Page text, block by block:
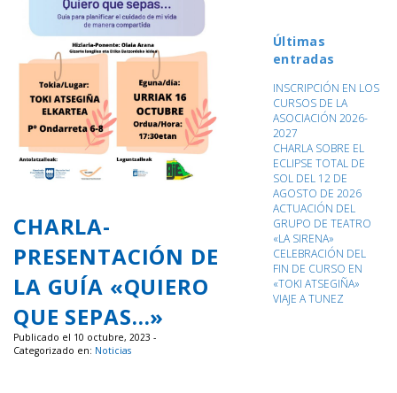
CHARLA-
PRESENTACIÓN DE
LA GUÍA «QUIERO
QUE SEPAS…»
Publicado el 10 octubre, 2023 -
Categorizado en: Noticias
Últimas
entradas
INSCRIPCIÓN EN LOS
CURSOS DE LA
ASOCIACIÓN 2026-
2027
CHARLA SOBRE EL
ECLIPSE TOTAL DE
SOL DEL 12 DE
AGOSTO DE 2026
ACTUACIÓN DEL
GRUPO DE TEATRO
«LA SIRENA»
CELEBRACIÓN DEL
FIN DE CURSO EN
«TOKI ATSEGIÑA»
VIAJE A TUNEZ